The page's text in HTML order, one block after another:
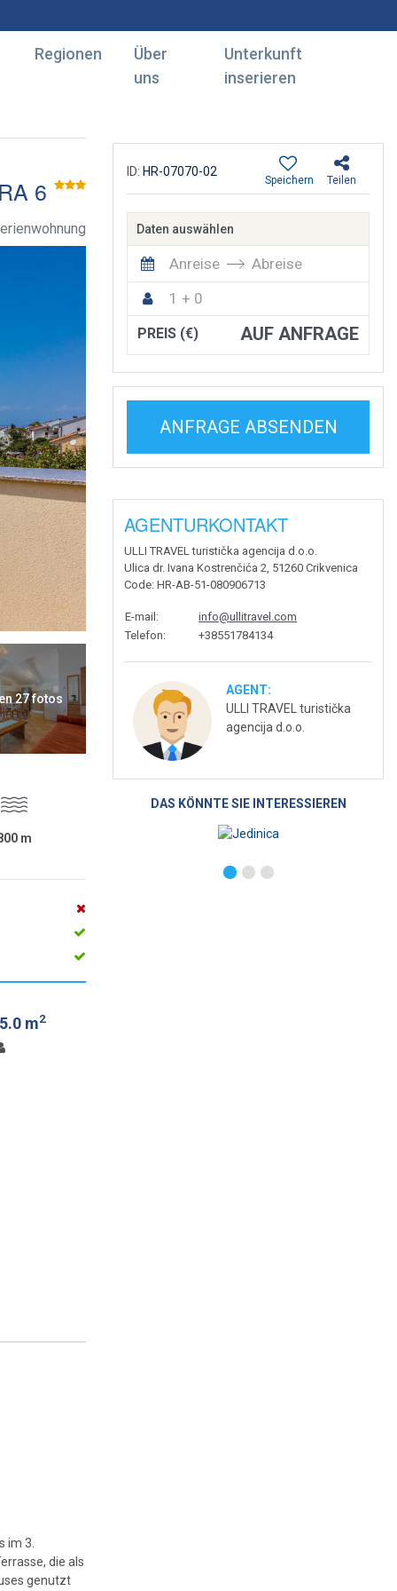
Regionen
Über
uns
Unterkunft
inserieren
6
27 fotos
m
m2
im 3.
die als
genutzt
ID: HR-07070-02
Teilen
Speichern
Daten auswählen
Anreise
Abreise
1 + 0
PREIS (€) AUF ANFRAGE
ANFRAGE ABSENDEN
AGENTURKONTAKT
ULLI TRAVEL turistička agencija d.o.o.
Ulica dr. Ivana Kostrenčića 2, 51260 Crikvenica
Code: HR-AB-51-080906713
E-mail :
info@ullitravel.com
Telefon: +38551784134
AGENT:
ULLI TRAVEL turistička
agencija d.o.o.
DAS KÖNNTE SIE INTERESSIEREN